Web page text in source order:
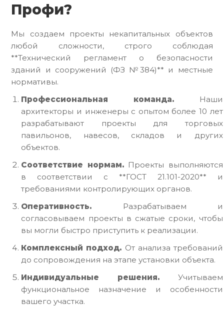
Профи?
Мы создаем проекты некапитальных объектов
любой сложности, строго соблюдая
**Технический регламент о безопасности
зданий и сооружений (ФЗ №384)** и местные
нормативы.
Профессиональная команда. Наши
архитекторы и инженеры с опытом более 10 лет
разрабатывают проекты для торговых
павильонов, навесов, складов и других
объектов.
Соответствие нормам.Проекты выполняются
в соответствии с **ГОСТ 21.101-2020** и
требованиями контролирующих органов.
Оперативность. Разрабатываем и
согласовываем проекты в сжатые сроки, чтобы
вы могли быстро приступить к реализации.
Комплексный подход. От анализа требований
до сопровождения на этапе установки объекта.
Индивидуальные решения. Учитываем
функциональное назначение и особенности
вашего участка.